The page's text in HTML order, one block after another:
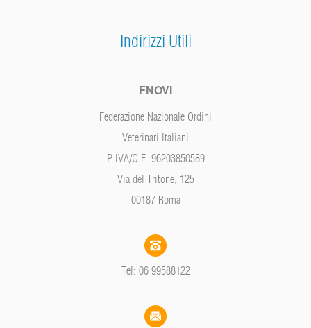
Indirizzi Utili
FNOVI
Federazione Nazionale Ordini
Veterinari Italiani
P.IVA/C.F. 96203850589
Via del Tritone, 125
00187 Roma
Tel: 06 99588122